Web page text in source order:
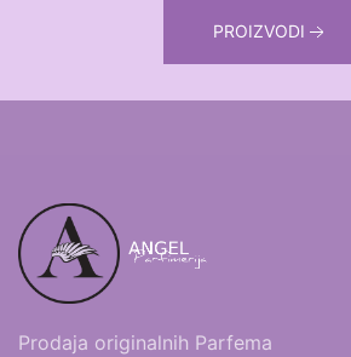
PROIZVODI
Prodaja originalnih Parfema